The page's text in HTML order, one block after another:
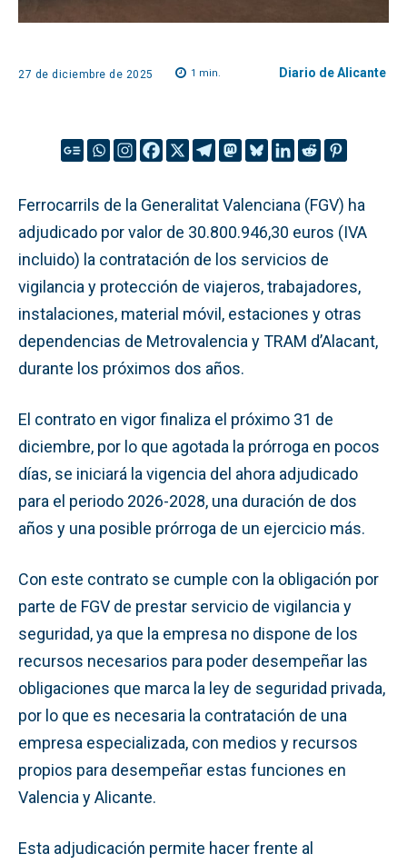
27 de diciembre de 2025 1 min. Diario de Alicante
Ferrocarrils de la Generalitat Valenciana (FGV) ha
adjudicado por valor de 30.800.946,30 euros (IVA
incluido) la contratación de los servicios de
vigilancia y protección de viajeros, trabajadores,
instalaciones, material móvil, estaciones y otras
dependencias de Metrovalencia y TRAM d’Alacant,
durante los próximos dos años.
El contrato en vigor finaliza el próximo 31 de
diciembre, por lo que agotada la prórroga en pocos
días, se iniciará la vigencia del ahora adjudicado
para el periodo 2026-2028, una duración de dos
años y una posible prórroga de un ejercicio más.
Con este contrato se cumple con la obligación por
parte de FGV de prestar servicio de vigilancia y
seguridad, ya que la empresa no dispone de los
recursos necesarios para poder desempeñar las
obligaciones que marca la ley de seguridad privada,
por lo que es necesaria la contratación de una
empresa especializada, con medios y recursos
propios para desempeñar estas funciones en
Valencia y Alicante.
Esta adjudicación permite hacer frente al